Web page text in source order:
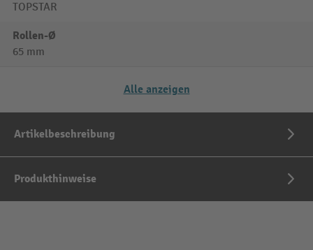
TOPSTAR
Rollen-Ø
65 mm
Alle anzeigen
Artikelbeschreibung
Produkthinweise